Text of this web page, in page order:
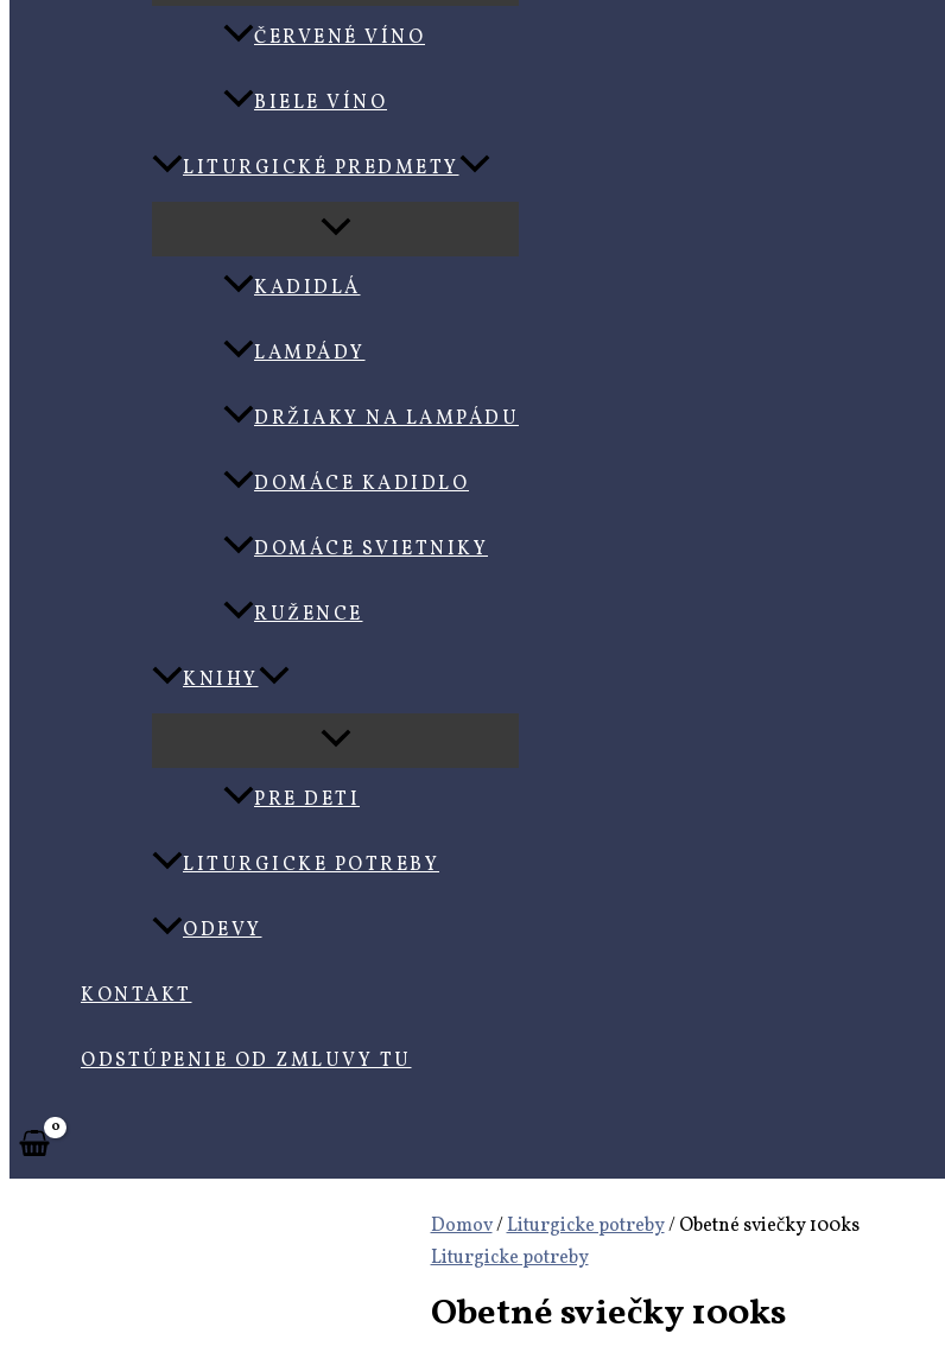
ČERVENÉ VÍNO
BIELE VÍNO
LITURGICKÉ PREDMETY
KADIDLÁ
LAMPÁDY
DRŽIAKY NA LAMPÁDU
DOMÁCE KADIDLO
DOMÁCE SVIETNIKY
RUŽENCE
KNIHY
PRE DETI
LITURGICKE POTREBY
ODEVY
KONTAKT
ODSTÚPENIE OD ZMLUVY TU
Domov/Liturgicke potreby/ Obetné sviečky 100ks
Liturgicke potreby
Obetné sviečky 100ks